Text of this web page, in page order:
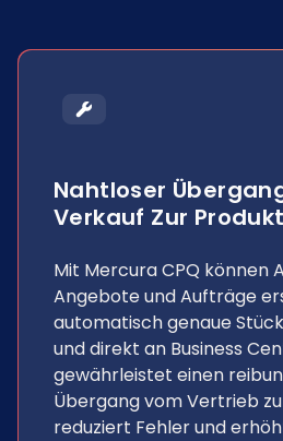
Nahtloser
Verkauf Zur
Mit Mercura CPQ können
Angebote und Aufträge
automatisch genaue
und direkt an Business
gewährleistet einen
Übergang vom Vertrieb
reduziert Fehler und